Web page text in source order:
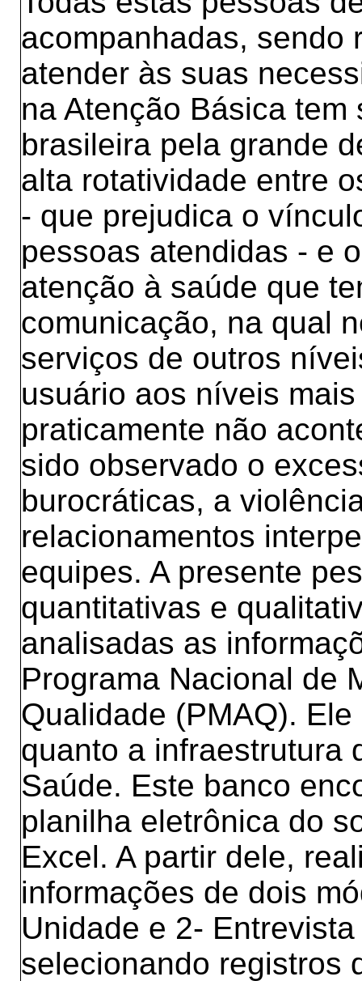
acompanhadas, sendo
atender às suas
na Atenção Básica
brasileira pela grande
alta rotatividade entre
- que prejudica o
pessoas atendidas - e
atenção à saúde que
comunicação, na qual
serviços de outros
usuário aos níveis
praticamente não
sido observado o
burocráticas, a
relacionamentos
equipes. A presente
quantitativas e
analisadas as
Programa Nacional de
Qualidade (PMAQ).
quanto a infraestrutura
Saúde. Este banco
planilha eletrônica do
Excel. A partir dele,
informações de dois
Unidade e 2-
selecionando registros